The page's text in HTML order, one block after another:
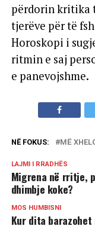
përdorin kritika
tjerëve për të
Horoskopi i
ritmin e saj
e panevojshme.
NË FOKUS: MË
LAJMI I RRADHËS
Migrena në rritje,
dhimbje koke?
MOS HUMBISNI
Kur dita barazohet